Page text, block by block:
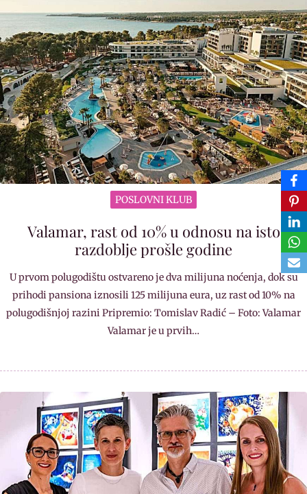
POSLOVNI KLUB
Valamar, rast od 10% u odnosu na isto
razdoblje prošle godine
U prvom polugodištu ostvareno je dva milijuna noćenja, dok su
prihodi pansiona iznosili 125 milijuna eura, uz rast od 10% na
polugodišnjoj razini Pripremio: Tomislav Radić – Foto: Valamar
Valamar je u prvih…